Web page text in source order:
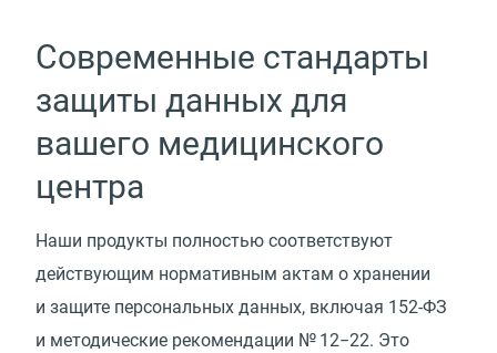
Современные стандарты
защиты данных для
вашего медицинского
центра
Наши продукты полностью соответствуют
действующим нормативным актам о хранении
и защите персональных данных, включая 152-ФЗ
и методические рекомендации № 12−22. Это